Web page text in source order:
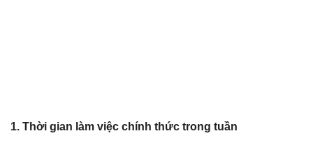
1. Thời gian làm việc chính thức trong tuần